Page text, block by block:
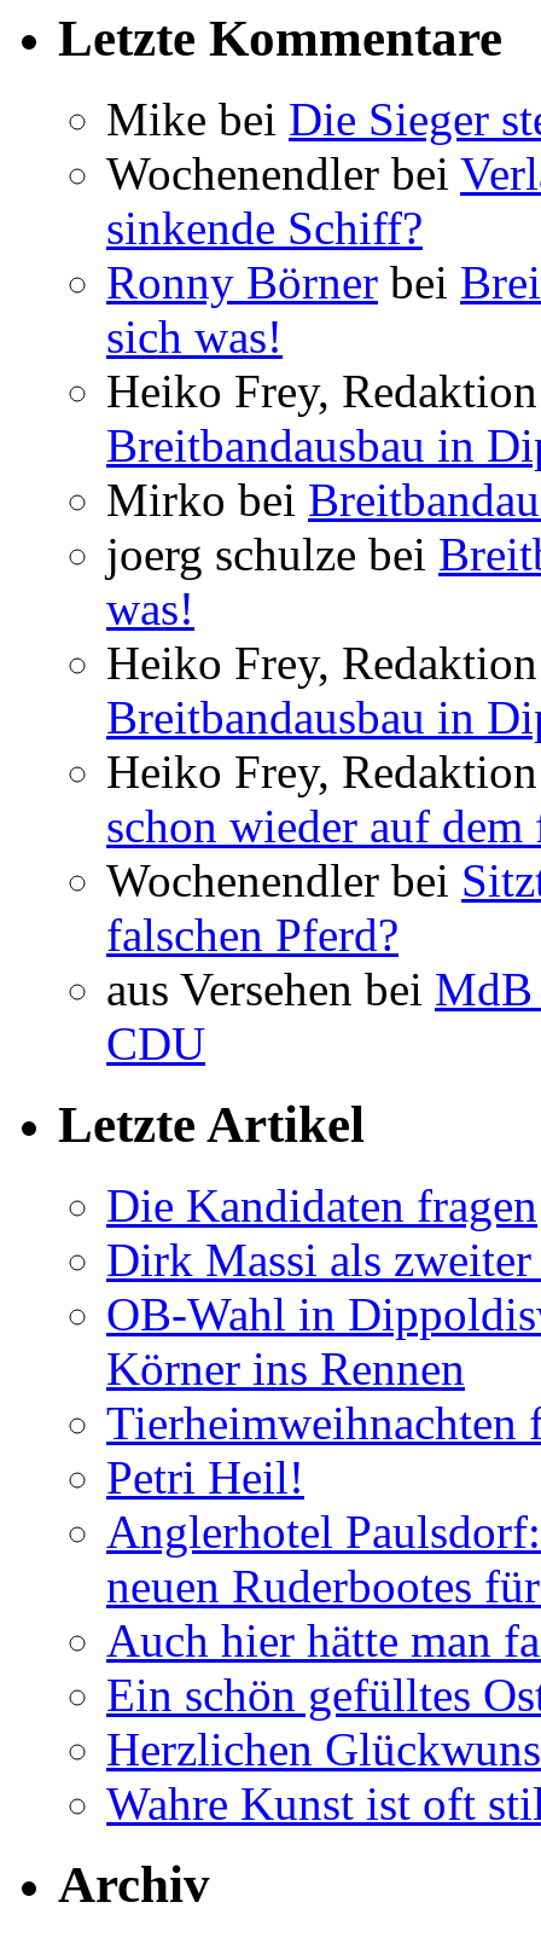
Letzte Kommentare
Mike bei Die Sieger
Wochenendler bei
sinkende Schiff?
Ronny Börner bei
sich was!
Heiko Frey,
Breitbandausbau in
Mirko bei
joerg schulze bei
was!
Heiko Frey,
Breitbandausbau in
Heiko Frey,
schon wieder auf dem
Wochenendler bei
falschen Pferd?
aus Versehen bei MdB
CDU
Letzte Artikel
Die Kandidaten fragen
Dirk Massi als
OB-Wahl in
Körner ins Rennen
Tierheimweihnachten
Petri Heil!
Anglerhotel
neuen Ruderbootes
Auch hier hätte man
Ein schön gefülltes
Herzlichen
Wahre Kunst ist oft
Archiv